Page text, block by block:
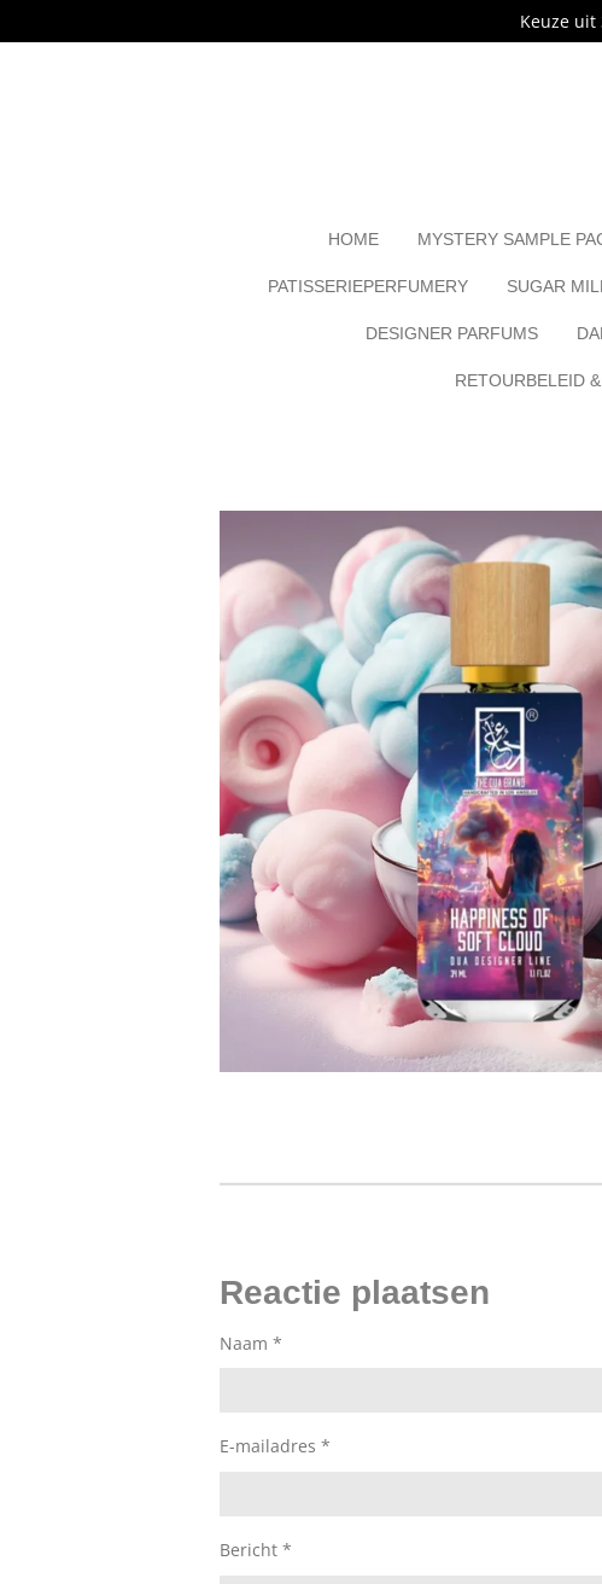
direct
Keuze
HOME MYSTERY SAMPLE
PATISSERIEPERFUMERY SUGAR
DESIGNER PARFUMS
RETOURBELEID
Reactie plaatsen
Naam *
E-mailadres *
Bericht *